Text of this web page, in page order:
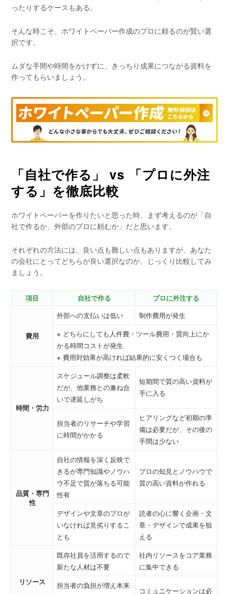
ったりするケースもある。
そんな時こそ、ホワイトペーパー作成のプロに頼るのが賢い選
択です。
ムダな手間や時間をかけずに、きっちり成果につながる資料を
作ってもらいましょう。
「自社で作る」 vs 「プロに外注
する」を徹底比較
ホワイトペーパーを作りたいと思った時、まず考えるのが「自
社で作るか、外部のプロに頼むか」だと思います。
それぞれの方法には、良い点も難しい点もありますが、あなた
の会社にとってどちらが良い選択なのか、じっくり比較してみ
ましょう。
項目 自社で作る プロに外注する
費用
外部への支払いは低い
制作費用が発生
※ どちらにしても人件費・ツール費用・質向上にか
かる時間コストが発生
※ 費用対効果が高ければ結果的に安くつく場合も
時間・労力
スケジュール調整は柔軟
だが、他業務との兼ね合
いで遅延しがち
短期間で質の高い資料が
手に入る
担当者のリサーチや学習
に時間がかかる
ヒアリングなど初期の準
備は必要だが、その後の
手間は少ない
品質・専門
性
自社の情報を深く反映で
きるが専門知識やノウハ
ウ不足で質が落ちる可能
性有
プロの知見とノウハウで
質の高い資料が作れる
デザインや文章のプロが
いなければ見劣りするこ
とも
読者の心に響く企画・文
章・デザインで成果を狙
える
リソース
既存社員を活用するので
新たな人材は不要
社内リソースをコア業務
に集中できる
担当者の負担が増え本来
コミュニケーションは必